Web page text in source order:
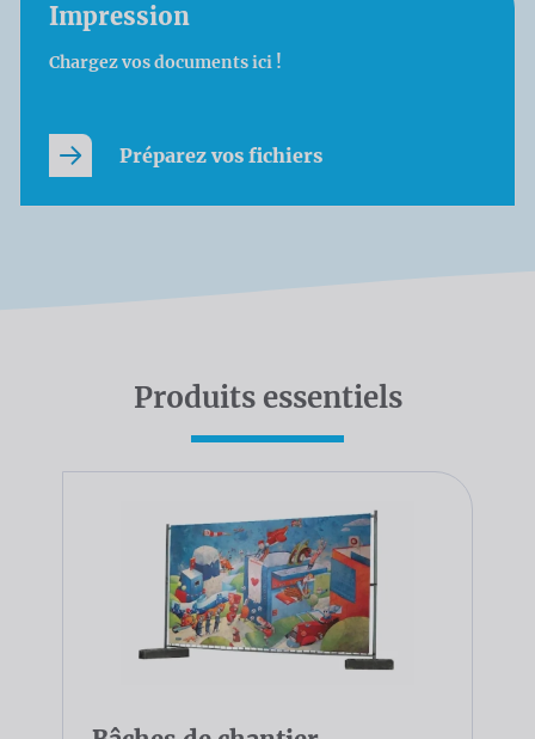
Impression
Chargez vos documents ici !
Préparez vos fichiers
Produits essentiels